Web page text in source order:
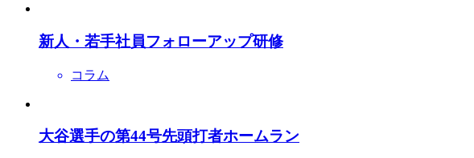
新人・若手社員フォローアップ研修
コラム
大谷選手の第44号先頭打者ホームラン